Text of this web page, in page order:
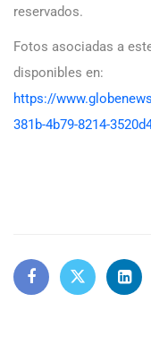
reservados.
Fotos asociadas a
disponibles en:
https://
381b-4b79-8214-